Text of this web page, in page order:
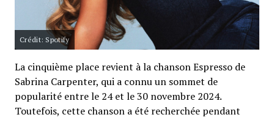
Crédit: Spotify
La cinquième place revient à la chanson Espresso de
Sabrina Carpenter, qui a connu un sommet de
popularité entre le 24 et le 30 novembre 2024.
Toutefois, cette chanson a été recherchée pendant